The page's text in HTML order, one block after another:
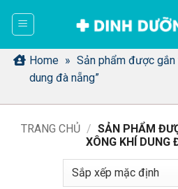
dung Home » Sản phẩm được gắn
dung đà nẵng”
TRANG CHỦ / SẢN PHẨM
XÔNG KHÍ DUNG